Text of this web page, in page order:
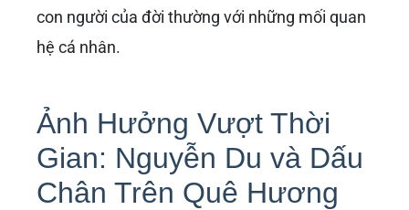
con người của đời thường với những mối quan
hệ cá nhân.
Ảnh Hưởng Vượt Thời
Gian: Nguyễn Du và Dấu
Chân Trên Quê Hương